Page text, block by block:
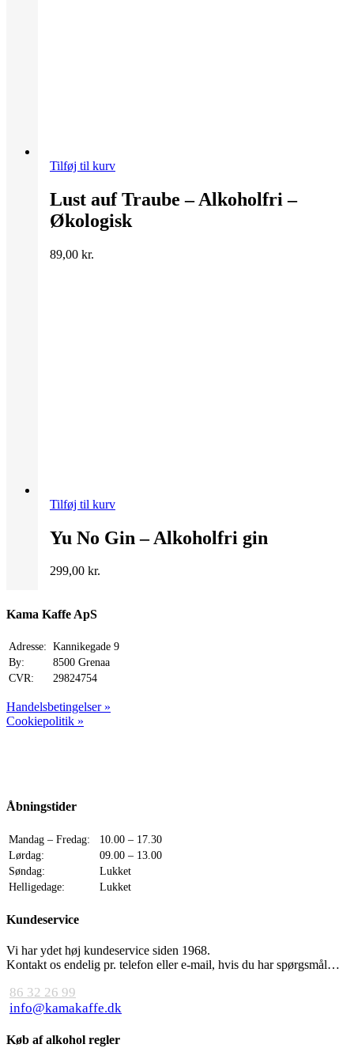
Tilføj til kurv
Lust auf Traube – Alkoholfri –
Økologisk
89,00 kr.
Tilføj til kurv
Yu No Gin – Alkoholfri gin
299,00 kr.
Kama Kaffe ApS
Adresse: Kannikegade 9
By:
8500 Grenaa
CVR:
29824754
Handelsbetingelser »
Cookiepolitik »
Åbningstider
Mandag – Fredag:
10.00 – 17.30
Lørdag:
09.00 – 13.00
Søndag:
Lukket
Helligedage:
Lukket
Kundeservice
Vi har ydet høj kundeservice siden 1968.
Kontakt os endelig pr. telefon eller e-mail, hvis du har spørgsmål…
86 32 26 99
info@kamakaffe.dk
Køb af alkohol regler